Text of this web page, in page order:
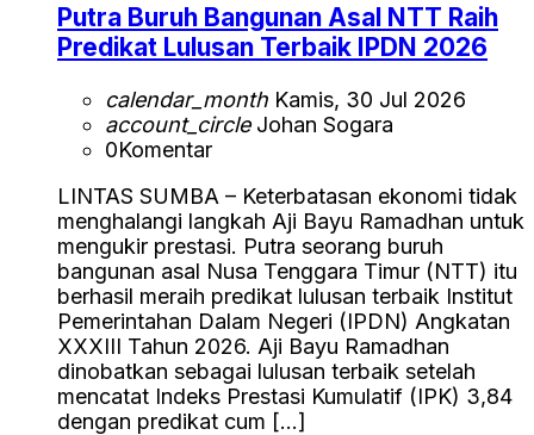
Putra Buruh Bangunan Asal NTT Raih
Predikat Lulusan Terbaik IPDN 2026
calendar_month Kamis, 30 Jul 2026
account_circleJohan Sogara
0Komentar
LINTAS SUMBA – Keterbatasan ekonomi tidak
menghalangi langkah Aji Bayu Ramadhan untuk
mengukir prestasi. Putra seorang buruh
bangunan asal Nusa Tenggara Timur (NTT) itu
berhasil meraih predikat lulusan terbaik Institut
Pemerintahan Dalam Negeri (IPDN) Angkatan
XXXIII Tahun 2026. Aji Bayu Ramadhan
dinobatkan sebagai lulusan terbaik setelah
mencatat Indeks Prestasi Kumulatif (IPK) 3,84
dengan predikat cum […]